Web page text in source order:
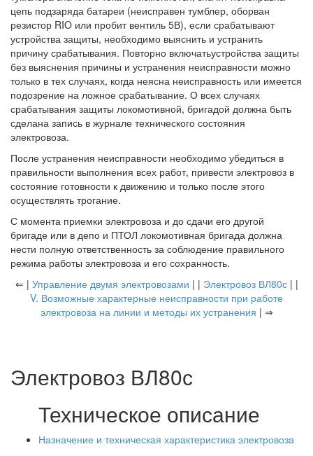
цепь подзаряда батареи (неисправен тумблер, оборван
резистор RIO или пробит вентиль 5В), если срабатывают
устройства защиты, необходимо выяснить и устранить
причину срабатывания. Повторно включатьустройства защиты
без выяснения причины и устранения неисправности можно
только в тех случаях, когда неясна неисправность или имеется
подозрение на ложное срабатывание. О всех случаях
срабатывания защиты локомотивной, бригадой должна быть
сделана запись в журнале технического состояния
электровоза.
После устранения неисправности необходимо убедиться в
правильности выполнения всех работ, привести электровоз в
состояние готовности к движению и только после этого
осуществлять трогание.
С момента приемки электровоза и до сдачи его другой
бригаде или в депо и ПТОЛ локомотивная бригада должна
нести полную ответственность за соблюдение правильного
режима работы электровоза и его сохранность.
⇐ | Управление двумя электровозами | | Электровоз ВЛ80с| |
V. Возможные характерные неисправности при работе
электровоза на линии и методы их устранения | ⇒
Электровоз ВЛ80с
Техническое описание
Назначение и техническая характеристика электровоза